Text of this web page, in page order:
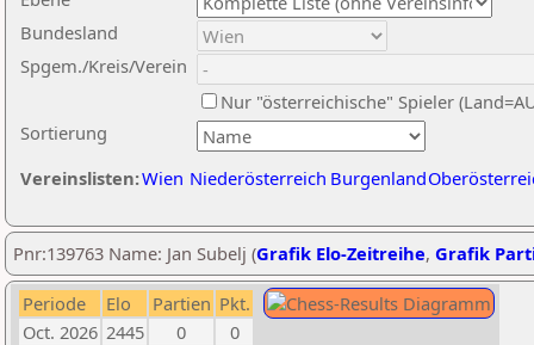
Sortierung
Bundesland
Spgem./Kreis/Verein
Nur "österreichische" Spieler
Vereinslisten:Wien Niederösterreich Burgenland
Pnr:139763 Name: Jan Subelj (Grafik Elo-Zeitreihe, Grafik
Periode Elo Partien Pkt.
Oct. 2026 2445 0
0